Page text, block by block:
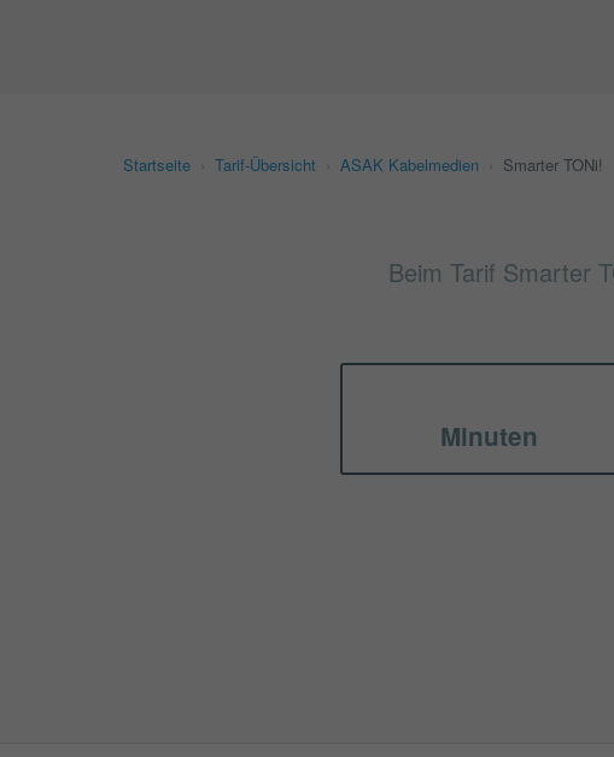
Startseite Tarif-Übersicht ASAK Kabelmedien Smarter TONi!
Beim Tarif Smarter
Minuten